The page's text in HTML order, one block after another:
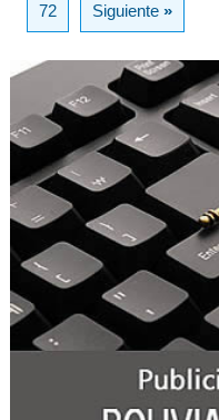
72 Siguiente»